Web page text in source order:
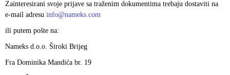
Zainteresirani svoje prijave sa traženim dokumentima trebaju dostaviti na
e-mail adresu info@nameks.com
ili putem pošte na:
Nameks d.o.o. Široki Brijeg
Fra Dominika Mandića br. 19